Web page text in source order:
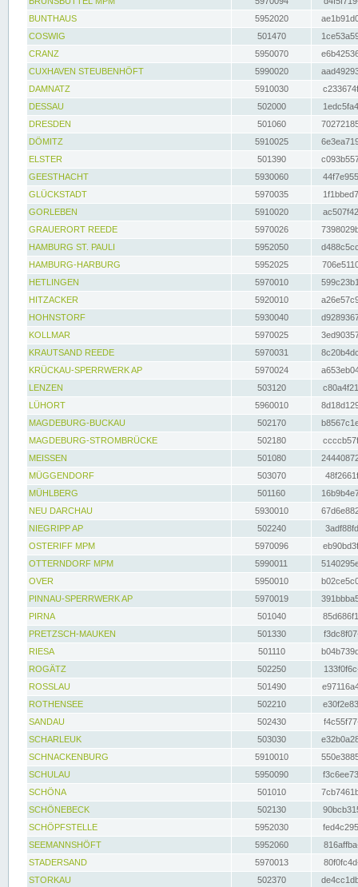
BUNTHAUS
5952020
COSWIG
501470
CRANZ
5950070
CUXHAVEN STEUBENHÖFT
5990020
DAMNATZ
5910030
DESSAU
502000
DRESDEN
501060
DÖMITZ
5910025
ELSTER
501390
GEESTHACHT
5930060
GLÜCKSTADT
5970035
GORLEBEN
5910020
GRAUERORT REEDE
5970026
HAMBURG ST. PAULI
5952050
HAMBURG-HARBURG
5952025
HETLINGEN
5970010
HITZACKER
5920010
HOHNSTORF
5930040
KOLLMAR
5970025
KRAUTSAND REEDE
5970031
KRÜCKAU-SPERRWERK AP
5970024
LENZEN
503120
LÜHORT
5960010
MAGDEBURG-BUCKAU
502170
MAGDEBURG-STROMBRÜCKE
502180
MEISSEN
501080
MÜGGENDORF
503070
MÜHLBERG
501160
NEU DARCHAU
5930010
NIEGRIPP AP
502240
OSTERIFF MPM
5970096
OTTERNDORF MPM
5990011
OVER
5950010
PINNAU-SPERRWERK AP
5970019
PIRNA
501040
PRETZSCH-MAUKEN
501330
RIESA
501110
ROGÄTZ
502250
ROSSLAU
501490
ROTHENSEE
502210
SANDAU
502430
SCHARLEUK
503030
SCHNACKENBURG
5910010
SCHULAU
5950090
SCHÖNA
501010
SCHÖNEBECK
502130
SCHÖPFSTELLE
5952030
SEEMANNSHÖFT
5952060
STADERSAND
5970013
STORKAU
502370